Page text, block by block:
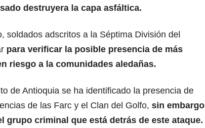
destruyera la capa asfáltica.
soldados adscritos a la Séptima División del
para verificar la posible presencia de más
riesgo a la comunidades aledañas.
de Antioquia se ha identificado la presencia de
de las Farc y el Clan del Golfo, sin embargo
grupo criminal que está detrás de este ataque.